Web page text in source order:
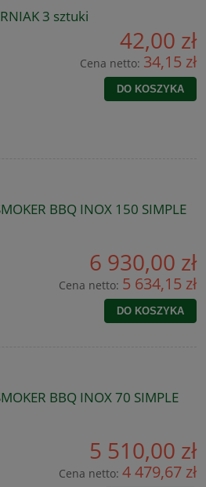
3 sztuki
42,00 zł
Cena netto: 34,15 zł
DO KOSZYKA
BBQ INOX 150 SIMPLE
6 930,00 zł
Cena netto: 5 634,15 zł
DO KOSZYKA
BBQ INOX 70 SIMPLE
5 510,00 zł
Cena netto: 4 479,67 zł